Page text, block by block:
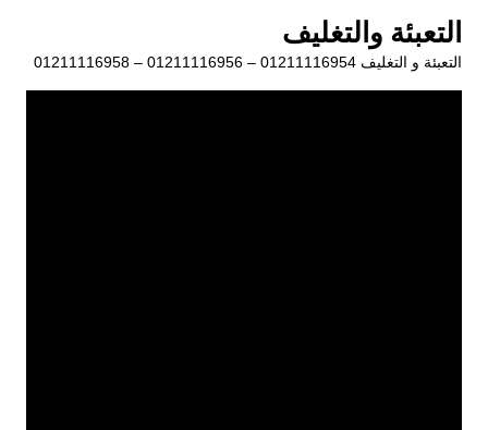
المحتوى
التعبئة والتغليف
التعبئة و التغليف 01211116954 – 01211116956 – 01211116958